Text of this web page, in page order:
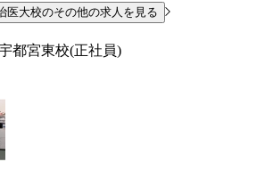
医大校のその他の求人を見る
都宮東校(正社員)